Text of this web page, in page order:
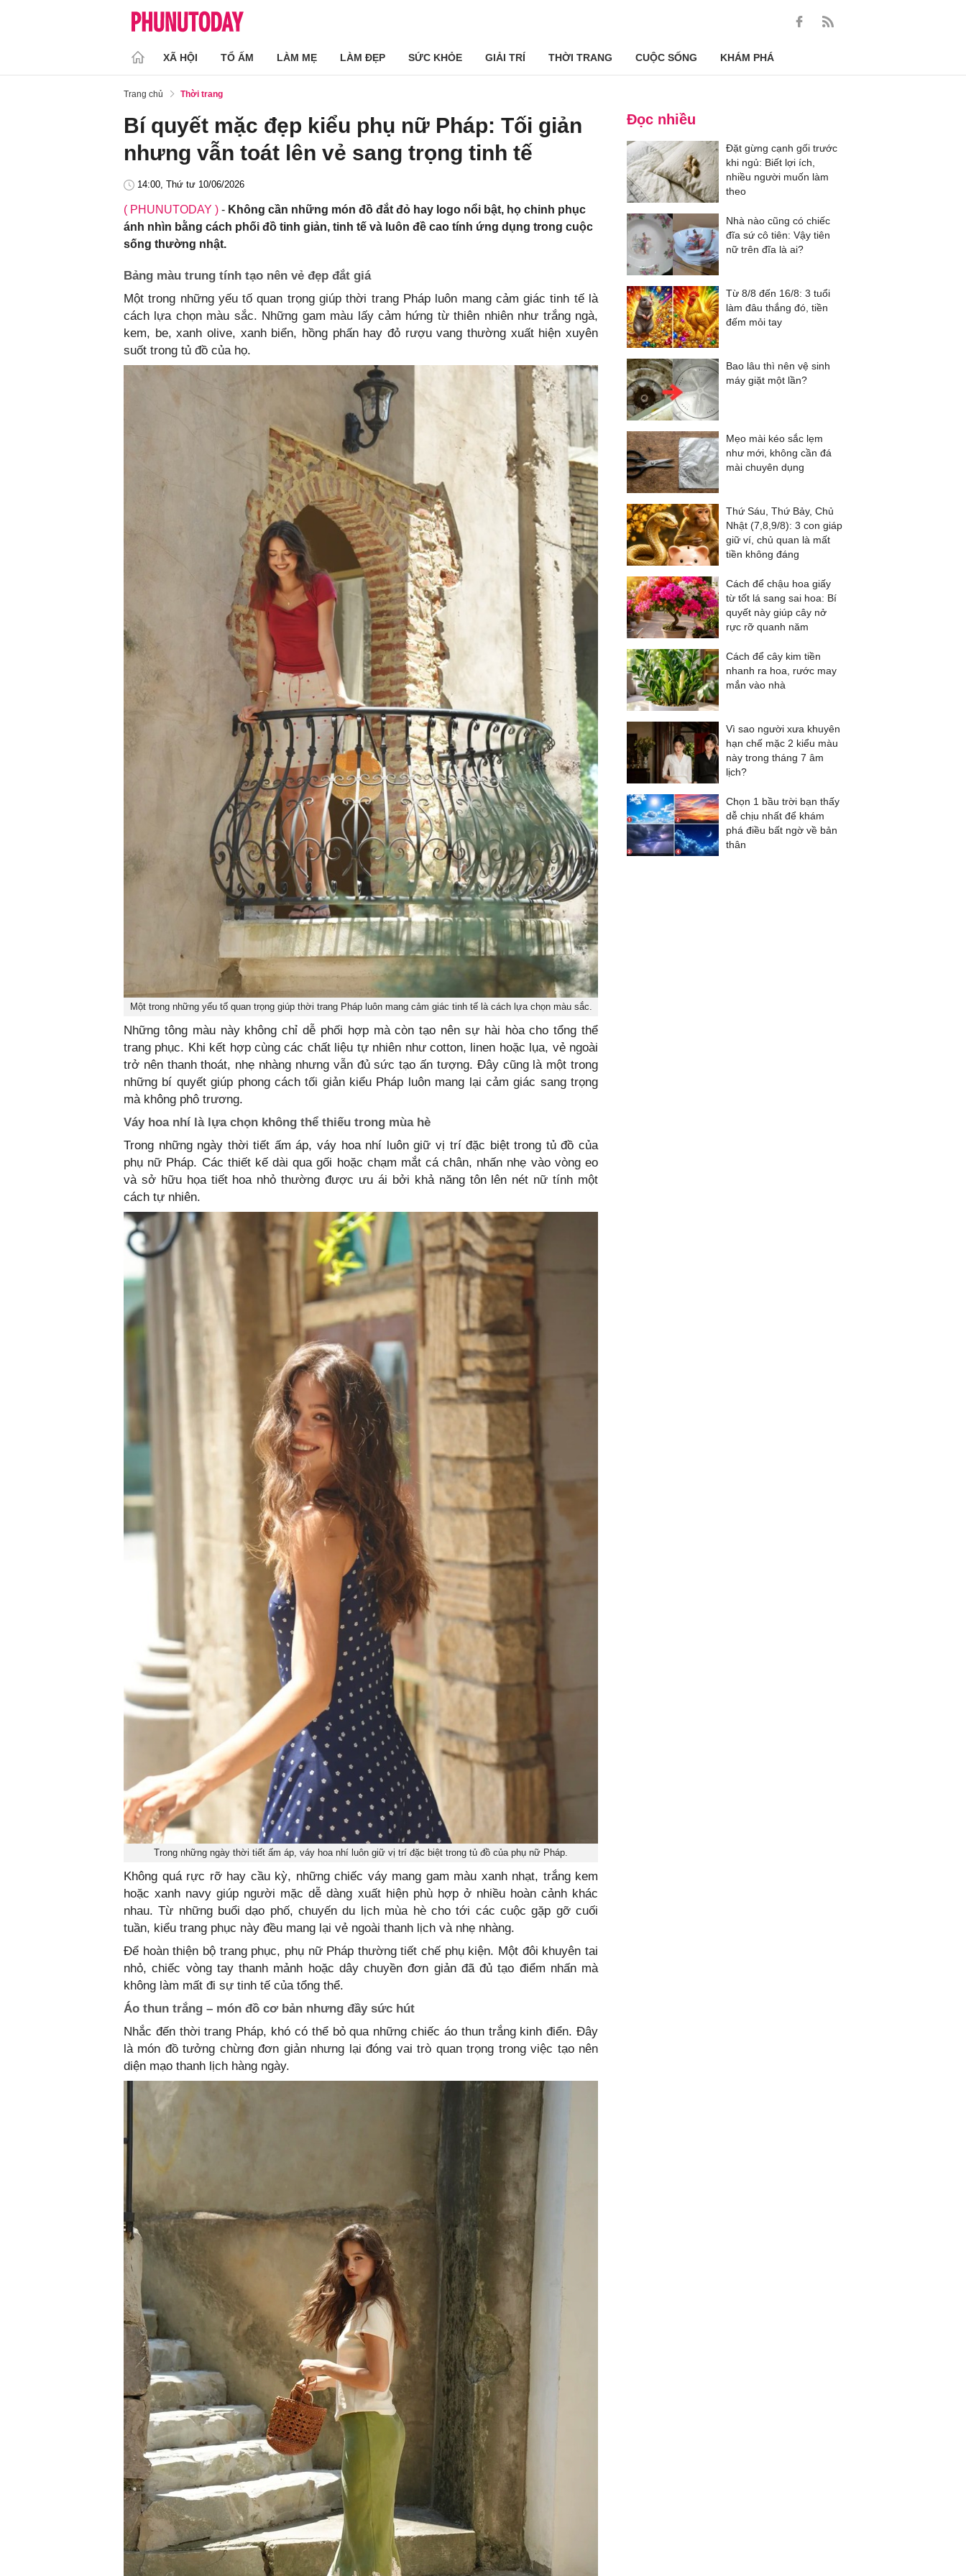
XÃ HỘI TỔ ẤM LÀM MẸ LÀM ĐẸP SỨC KHỎE GIẢI TRÍ THỜI TRANG CUỘC SỐNG KHÁM PHÁ
Trang chủ Thời trang
Bí quyết mặc đẹp kiểu phụ nữ Pháp: Tối giản
nhưng vẫn toát lên vẻ sang trọng tinh tế
14:00, Thứ tư 10/06/2026
( PHUNUTODAY ) - Không cần những món đồ đắt đỏ hay logo nổi bật, họ chinh phục
ánh nhìn bằng cách phối đồ tinh giản, tinh tế và luôn đề cao tính ứng dụng trong cuộc
sống thường nhật.
Bảng màu trung tính tạo nên vẻ đẹp đắt giá
Một trong những yếu tố quan trọng giúp thời trang Pháp luôn mang cảm giác tinh tế là
cách lựa chọn màu sắc. Những gam màu lấy cảm hứng từ thiên nhiên như trắng ngà,
kem, be, xanh olive, xanh biển, hồng phấn hay đỏ rượu vang thường xuất hiện xuyên
suốt trong tủ đồ của họ.
Một trong những yếu tố quan trọng giúp thời trang Pháp luôn mang cảm giác tinh tế là cách lựa chọn màu sắc.
Những tông màu này không chỉ dễ phối hợp mà còn tạo nên sự hài hòa cho tổng thể
trang phục. Khi kết hợp cùng các chất liệu tự nhiên như cotton, linen hoặc lụa, vẻ ngoài
trở nên thanh thoát, nhẹ nhàng nhưng vẫn đủ sức tạo ấn tượng. Đây cũng là một trong
những bí quyết giúp phong cách tối giản kiểu Pháp luôn mang lại cảm giác sang trọng
mà không phô trương.
Váy hoa nhí là lựa chọn không thể thiếu trong mùa hè
Trong những ngày thời tiết ấm áp, váy hoa nhí luôn giữ vị trí đặc biệt trong tủ đồ của
phụ nữ Pháp. Các thiết kế dài qua gối hoặc chạm mắt cá chân, nhấn nhẹ vào vòng eo
và sở hữu họa tiết hoa nhỏ thường được ưu ái bởi khả năng tôn lên nét nữ tính một
cách tự nhiên.
Trong những ngày thời tiết ấm áp, váy hoa nhí luôn giữ vị trí đặc biệt trong tủ đồ của phụ nữ Pháp.
Không quá rực rỡ hay cầu kỳ, những chiếc váy mang gam màu xanh nhạt, trắng kem
hoặc xanh navy giúp người mặc dễ dàng xuất hiện phù hợp ở nhiều hoàn cảnh khác
nhau. Từ những buổi dạo phố, chuyến du lịch mùa hè cho tới các cuộc gặp gỡ cuối
tuần, kiểu trang phục này đều mang lại vẻ ngoài thanh lịch và nhẹ nhàng.
Để hoàn thiện bộ trang phục, phụ nữ Pháp thường tiết chế phụ kiện. Một đôi khuyên tai
nhỏ, chiếc vòng tay thanh mảnh hoặc dây chuyền đơn giản đã đủ tạo điểm nhấn mà
không làm mất đi sự tinh tế của tổng thể.
Áo thun trắng – món đồ cơ bản nhưng đầy sức hút
Nhắc đến thời trang Pháp, khó có thể bỏ qua những chiếc áo thun trắng kinh điển. Đây
là món đồ tưởng chừng đơn giản nhưng lại đóng vai trò quan trọng trong việc tạo nên
diện mạo thanh lịch hàng ngày.
Đọc nhiều
Đặt gừng cạnh gối trước
khi ngủ: Biết lợi ích,
nhiều người muốn làm
theo
Nhà nào cũng có chiếc
đĩa sứ cô tiên: Vậy tiên
nữ trên đĩa là ai?
Từ 8/8 đến 16/8: 3 tuổi
làm đâu thắng đó, tiền
đếm mỏi tay
Bao lâu thì nên vệ sinh
máy giặt một lần?
Mẹo mài kéo sắc lẹm
như mới, không cần đá
mài chuyên dụng
Thứ Sáu, Thứ Bảy, Chủ
Nhật (7,8,9/8): 3 con giáp
giữ ví, chủ quan là mất
tiền không đáng
Cách để chậu hoa giấy
từ tốt lá sang sai hoa: Bí
quyết này giúp cây nở
rực rỡ quanh năm
Cách để cây kim tiền
nhanh ra hoa, rước may
mắn vào nhà
Vì sao người xưa khuyên
hạn chế mặc 2 kiểu màu
này trong tháng 7 âm
lịch?
Chọn 1 bầu trời bạn thấy
dễ chịu nhất để khám
phá điều bất ngờ về bản
thân